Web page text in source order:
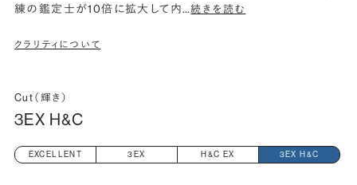
練の鑑定士が10倍に拡大して内…続きを読む
クラリティについて
Cut（輝き）
3EX H&C
EXCELLENT 3EX H&C EX 3EX H&C